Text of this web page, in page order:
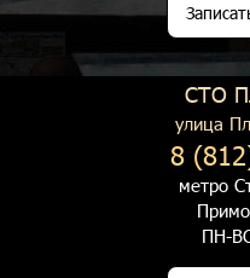
СТО
улица
8
метро
ПН-